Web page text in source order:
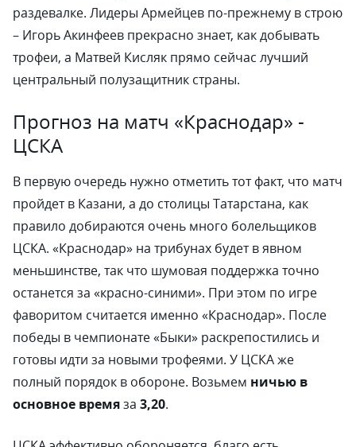
раздевалке. Лидеры Армейцев по-прежнему в строю
– Игорь Акинфеев прекрасно знает, как добывать
трофеи, а Матвей Кисляк прямо сейчас лучший
центральный полузащитник страны.
Прогноз на матч «Краснодар» -
ЦСКА
В первую очередь нужно отметить тот факт, что матч
пройдет в Казани, а до столицы Татарстана, как
правило добираются очень много болельщиков
ЦСКА. «Краснодар» на трибунах будет в явном
меньшинстве, так что шумовая поддержка точно
останется за «красно-синими». При этом по игре
фаворитом считается именно «Краснодар». После
победы в чемпионате «Быки» раскрепостились и
готовы идти за новыми трофеями. У ЦСКА же
полный порядок в обороне. Возьмем ничью в
основное времяза 3,20.